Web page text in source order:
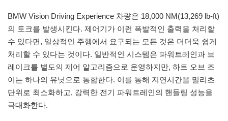
BMW Vision Driving Experience 차량은 18,000 NM(13,269 lb-ft)
의 토크를 발생시킨다. 제어기가 이런 폭발적인 출력을 처리할
수 있다면, 일상적인 주행에서 요구되는 모든 것은 더더욱 쉽게
처리할 수 있다는 것이다. 일반적인 시스템은 파워트레인과 브
레이크를 별도의 제어 알고리즘으로 운영하지만, 하트 오브 조
이는 하나의 유닛으로 통합한다. 이를 통해 지연시간을 밀리초
단위로 최소화하고, 강력한 전기 파워트레인의 핸들링 성능을
극대화한다.